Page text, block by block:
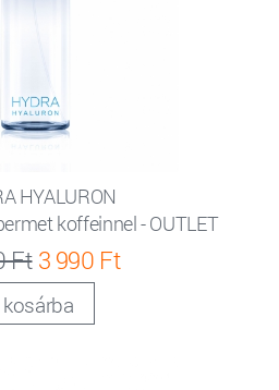
HYALURON
koffeinnel - OUTLET
Ft 3 990 Ft
kosárba